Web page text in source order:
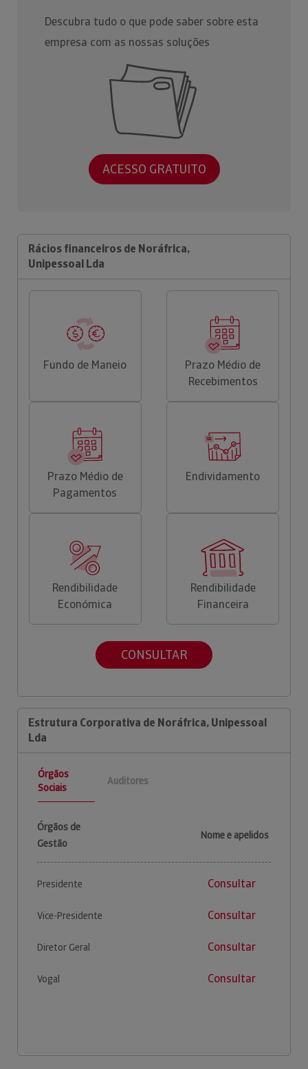
Descubra tudo o que pode saber sobre esta
empresa com as nossas soluções
ACESSO GRATUITO
Rácios financeiros de Noráfrica,
Unipessoal Lda
Fundo de Maneio
Prazo Médio de
Recebimentos
Prazo Médio de
Pagamentos
Endividamento
Rendibilidade
Económica
Rendibilidade
Financeira
CONSULTAR
Estrutura Corporativa de Noráfrica, Unipessoal
Lda
Órgãos
Sociais
Auditores
Órgãos de
Gestão
Nome e apelidos
Presidente Consultar
Vice-Presidente Consultar
Diretor Geral Consultar
Vogal Consultar